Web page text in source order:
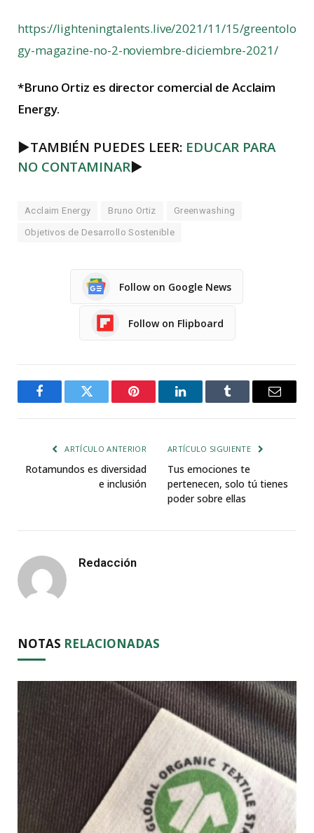
https://lighteningtalents.live/2021/11/15/greentolo
gy-magazine-no-2-noviembre-diciembre-2021/
*Bruno Ortiz es director comercial de Acclaim
Energy.
►TAMBIÉN PUEDES LEER: EDUCAR PARA
NO CONTAMINAR►
Acclaim Energy Bruno Ortiz Greenwashing
Objetivos de Desarrollo Sostenible
Follow on Google News
Follow on Flipboard
FacebookTwitter Pinterest LinkedInTumblr Email
ARTÍCULO ANTERIOR
Rotamundos es diversidad
e inclusión
ARTÍCULO SIGUIENTE
Tus emociones te
pertenecen, solo tú tienes
poder sobre ellas
Redacción
NOTAS RELACIONADAS